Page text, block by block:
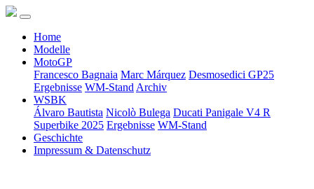
Home
Modelle
MotoGP
Francesco Bagnaia Marc Márquez Desmosedici GP25
Ergebnisse WM-Stand Archiv
WSBK
Álvaro Bautista Nicolò Bulega Ducati Panigale V4 R
Superbike 2025 Ergebnisse WM-Stand
Geschichte
Impressum & Datenschutz